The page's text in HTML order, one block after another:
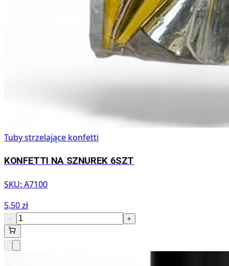
Tuby strzelające konfetti
KONFETTI NA SZNUREK 6SZT
SKU: A7100
5,50 zł
− +